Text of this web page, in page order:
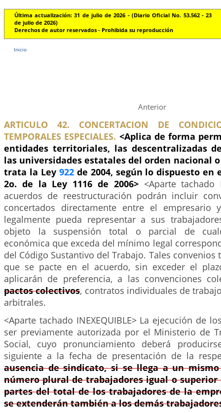
Última actualización: 31 de julio de 2026 - (Diario Oficial No. 53.562 - 23
de julio de 2026)
Derechos de autor reservados - Prohibida su reproducción
Inicio
Anterior
ARTICULO 42. CONCERTACION DE
TEMPORALES ESPECIALES. <Aplica de forma
entidades territoriales, las descentralizadas
las universidades estatales del orden nacional
trata la Ley 922de 2004, según lo dispuesto
2o. de la Ley 1116 de 2006> <Aparte tachado
acuerdos de reestructuración podrán incluir
concertados directamente entre el empresario
legalmente pueda representar a sus
objeto la suspensión total o parcial de
económica que exceda del mínimo legal
del Código Sustantivo del Trabajo. Tales
que se pacte en el acuerdo, sin exceder el
aplicarán de preferencia, a las convenciones
pactos colectivos, contratos individuales de
arbitrales.
<Aparte tachado INEXEQUIBLE> La ejecución de
ser previamente autorizada por el Ministerio de
Social, cuyo pronunciamiento deberá
siguiente a la fecha de presentación de la
ausencia de sindicato, si se llega a un
número plural de trabajadores igual o superior
partes del total de los trabajadores de la
se extenderán también a los demás